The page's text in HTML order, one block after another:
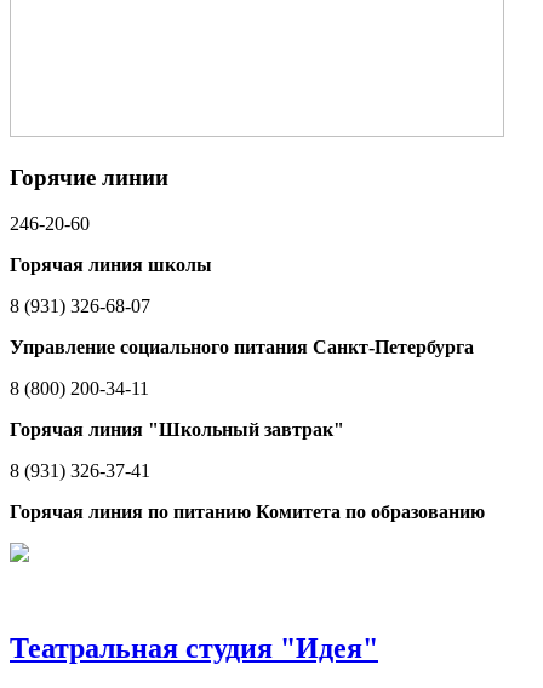
Горячие линии
246-20-60
Горячая линия школы
8 (931) 326-68-07
Управление социального питания Санкт-Петербурга
8 (800) 200-34-11
Горячая линия "Школьный завтрак"
8 (931) 326-37-41
Горячая линия по питанию Комитета по образованию
Театральная студия "Идея"